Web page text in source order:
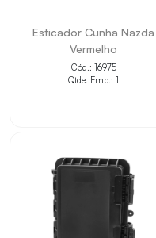
Esticador Cunha Nazda
Vermelho
Cód.: 16975
Qtde. Emb.: 1